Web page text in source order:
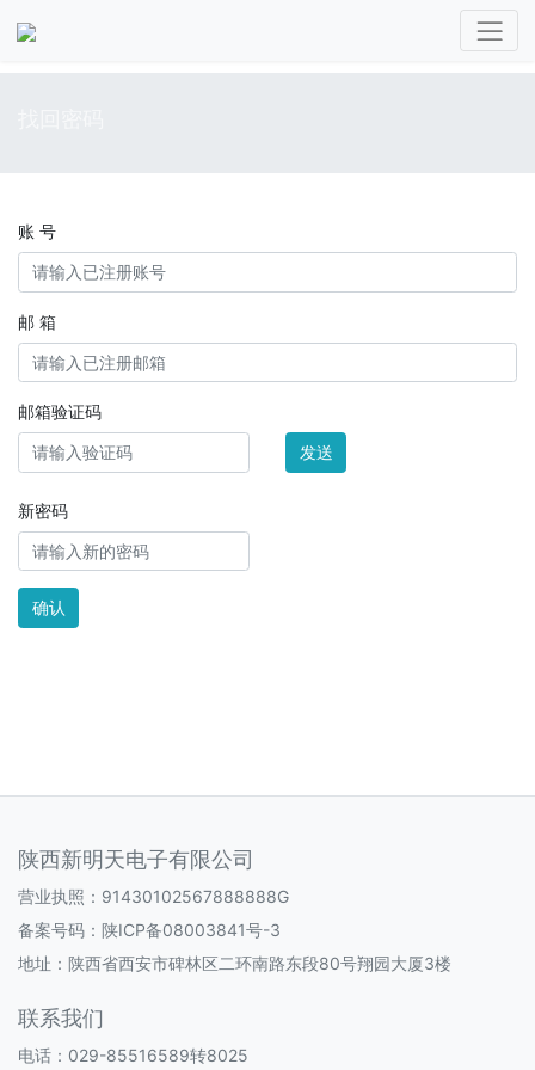
账 号
邮 箱
邮箱验证码
发送
新密码
确认
陕西新明天电子有限公司
营业执照：91430102567888888G
备案号码： 陕ICP备08003841号-3
地址：陕西省西安市碑林区二环南路东段80号翔园大厦3楼
联系我们
电话：029-85516589转8025